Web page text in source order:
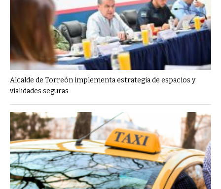
Alcalde de Torreón implementa estrategia de espacios y
vialidades seguras